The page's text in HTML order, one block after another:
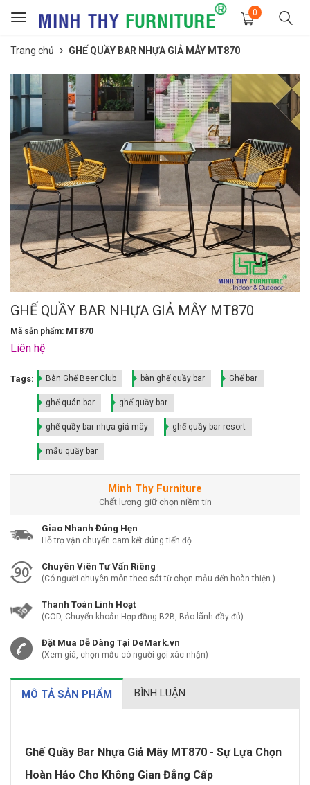
Toggle
0
Trang chủ GHẾ QUẦY BAR NHỰA GIẢ MÂY MT870
GHẾ QUẦY BAR NHỰA GIẢ MÂY MT870
Mã sản phẩm: MT870
Liên hệ
Tags: Bàn Ghế Beer Club bàn ghế quầy bar Ghế bar
ghế quán bar ghế quầy bar
ghế quầy bar nhựa giả mây ghế quầy bar resort
mẫu quầy bar
Minh Thy Furniture
Chất lượng giữ chọn niềm tin
Giao Nhanh Đúng Hẹn
Hỗ trợ vận chuyển cam kết đúng tiến độ
Chuyên Viên Tư Vấn Riêng
(Có người chuyên môn theo sát từ chọn mẫu đến hoàn thiện )
Thanh Toán Linh Hoạt
(COD, Chuyển khoản Hợp đồng B2B, Bảo lãnh đầy đủ)
Đặt Mua Dễ Dàng Tại DeMark.vn
(Xem giá, chọn mẫu có người gọi xác nhận)
MÔ TẢ SẢN PHẨM BÌNH LUẬN
Ghế Quầy Bar Nhựa Giả Mây MT870 - Sự Lựa Chọn
Hoàn Hảo Cho Không Gian Đẳng Cấp